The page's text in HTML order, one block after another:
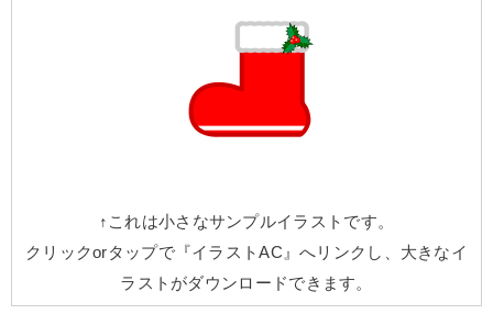
↑これは小さなサンプルイラストです。
クリックorタップで『イラストAC』へリンクし、大きなイ
ラストがダウンロードできます。